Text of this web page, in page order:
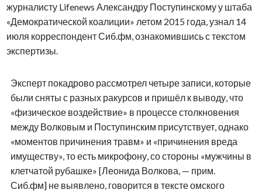
журналисту Lifenews Александру Поступинскому у штаба
«Демократической коалиции» летом 2015 года, узнал 14
июля корреспондент Сиб.фм, ознакомившись с текстом
экспертизы.
Эксперт покадрово рассмотрел четыре записи, которые
были сняты с разных ракурсов и пришёл к выводу, что
«физическое воздействие» в процессе столкновения
между Волковым и Поступинским присутствует, однако
«моментов причинения травм» и «причинения вреда
имуществу», то есть микрофону, со стороны «мужчины в
клетчатой рубашке» [Леонида Волкова, — прим.
Сиб.фм] не выявлено, говорится в тексте омского